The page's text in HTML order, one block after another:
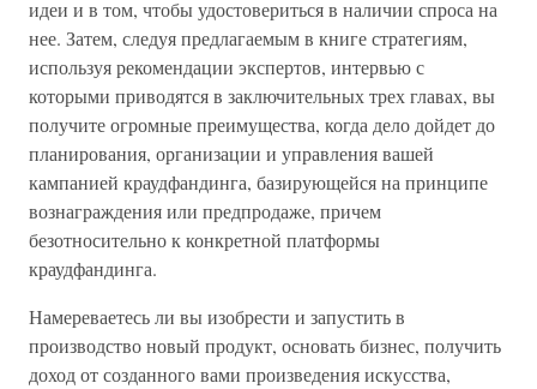
идеи и в том, чтобы удостовериться в наличии спроса на
нее. Затем, следуя предлагаемым в книге стратегиям,
используя рекомендации экспертов, интервью с
которыми приводятся в заключительных трех главах, вы
получите огромные преимущества, когда дело дойдет до
планирования, организации и управления вашей
кампанией краудфандинга, базирующейся на принципе
вознаграждения или предпродаже, причем
безотносительно к конкретной платформы
краудфандинга.
Намереваетесь ли вы изобрести и запустить в
производство новый продукт, основать бизнес, получить
доход от созданного вами произведения искусства,